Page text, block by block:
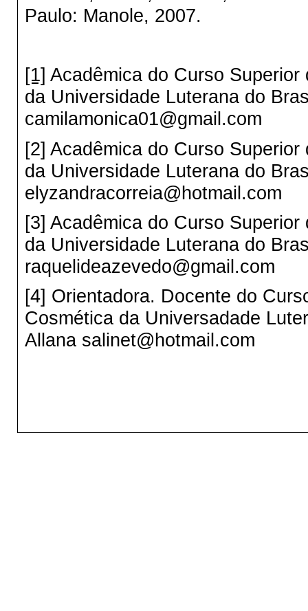
Paulo: Manole, 2007.
[1] Acadêmica do Curso
da Universidade Luterana do
camilamonica01@gmail.com
[2] Acadêmica do Curso
da Universidade Luterana do
elyzandracorreia@hotmail.com
[3] Acadêmica do Curso
da Universidade Luterana do
raquelideazevedo@gmail.com
[4] Orientadora. Docente do
Cosmética da Universadade
Allana salinet@hotmail.com